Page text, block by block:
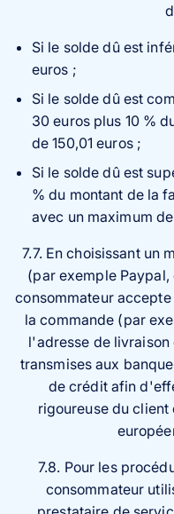
Si le solde dû est
euros ;
Si le solde dû est
30 euros plus 10 %
de 150,01 euros ;
Si le solde dû est
% du montant de la
avec un maximum
7.7. En choisissant un
(par exemple
consommateur
la commande (par
l'adresse de livraison
transmises aux
de crédit afin
rigoureuse du
7.8. Pour les
consommateur